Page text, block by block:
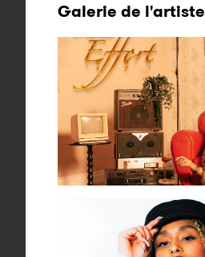
Galerie de l'artiste